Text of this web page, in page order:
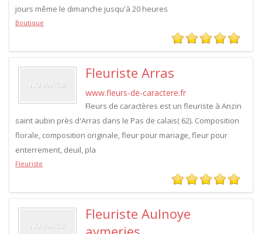
jours même le dimanche jusqu'à 20 heures
Boutique
Fleuriste Arras
www.fleurs-de-caractere.fr
Fleurs de caractères est un fleuriste à Anzin
saint aubin près d'Arras dans le Pas de calais( 62). Composition
florale, composition originale, fleur pour mariage, fleur pour
enterrement, deuil, pla
Fleuriste
Fleuriste Aulnoye